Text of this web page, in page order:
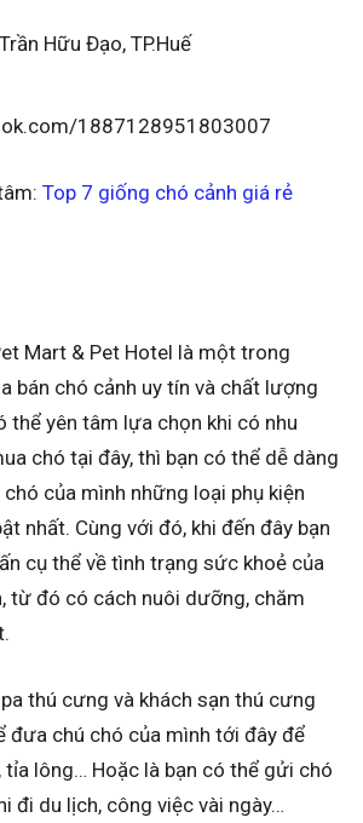
Hữu Đạo, TP.Huế
1887128951803007
Top 7 giống chó cảnh giá rẻ
Mart & Pet Hotel là một trong
bán chó cảnh uy tín và chất lượng
thể yên tâm lựa chọn khi có nhu
chó tại đây, thì bạn có thể dễ dàng
của mình những loại phụ kiện
nhất. Cùng với đó, khi đến đây bạn
cụ thể về tình trạng sức khoẻ của
từ đó có cách nuôi dưỡng, chăm
thú cưng và khách sạn thú cưng
đưa chú chó của mình tới đây để
tỉa lông… Hoặc là bạn có thể gửi chó
đi du lịch, công việc vài ngày…